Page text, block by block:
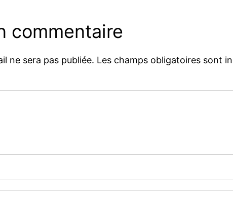
commentaire
ne sera pas publiée. Les champs obligatoires sont